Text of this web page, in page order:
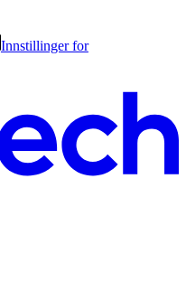
Innstillinger for